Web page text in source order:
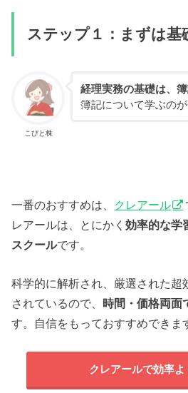
ステップ１：まずは基
こびと株
経理実務の基礎は、
簿記について学ぶの
一番のおすすめは、 クレアール
レアールは、とにかく効率的な学
スクールです。
科学的に解析され、厳選された超
されているので、 時間・価格両面
す。自信をもっておすすめできま
クレアールで効率よ